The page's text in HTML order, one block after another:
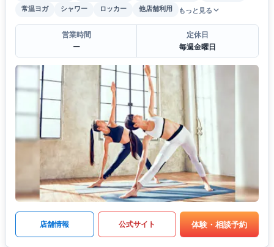
常温ヨガ
シャワー ロッカー 他店舗利用 もっと見る
営業時間
ー
定休日
毎週金曜日
店舗情報 公式サイト 体験・相談予約